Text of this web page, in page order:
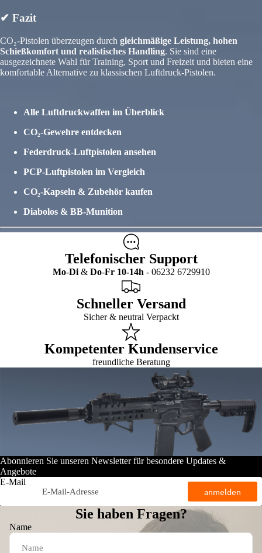
✔ Fazit
CO₂-Pistolen überzeugen durch gleichmäßige Leistung, hohen
Schießkomfort und realistisches Handling. Sie sind eine
ausgezeichnete Wahl für Training, Sport und Freizeit und bieten eine
komfortable Alternative zu klassischen Luftdruck-Pistolen.
Alle Luftdruckwaffen im Überblick
CO₂-Gewehre entdecken
Federdruck-Luftpistolen ansehen
PCP-Luftpistolen im Vergleich
CO₂-Kapseln & Zubehör kaufen
Diabolos & BB-Munition
Telefonischer Support
Mo-Di& Do-Fr 10-14h - 06232 6729910
Schneller Versand
Sicher & neutral Verpackt
Kompetenter Kundenservice
freundliche Beratung
Abonnieren Sie unseren Newsletter für besondere Updates &
Angebote
E-Mail
anmelden
Sie haben Fragen?
Name